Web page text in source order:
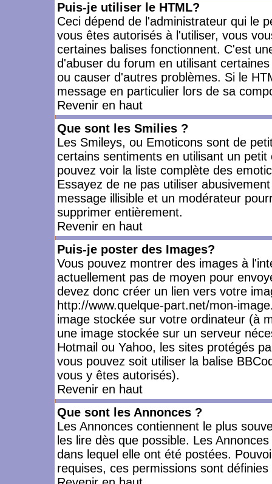
Puis-je utiliser le HTML?
Ceci dépend de l'administrateur qui le
vous êtes autorisés à l'utiliser, vous
certaines balises fonctionnent. C'est
d'abuser du forum en utilisant
ou causer d'autres problèmes. Si le
message en particulier lors de sa
Revenir en haut
Que sont les Smilies ?
Les Smileys, ou Emoticons sont de
certains sentiments en utilisant un
pouvez voir la liste complète des
Essayez de ne pas utiliser
message illisible et un modérateur
supprimer entièrement.
Revenir en haut
Puis-je poster des Images?
Vous pouvez montrer des images à
actuellement pas de moyen pour
devez donc créer un lien vers votre
http://www.quelque-part.net/mon-
image stockée sur votre ordinateur (à
une image stockée sur un serveur
Hotmail ou Yahoo, les sites protégés
vous pouvez soit utiliser la balise
vous y êtes autorisés).
Revenir en haut
Que sont les Annonces ?
Les Annonces contiennent le plus
les lire dès que possible. Les
dans lequel elle ont été postées.
requises, ces permissions sont